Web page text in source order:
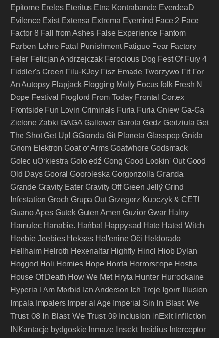
Epitome Ereles Eteritus Etna Kontrabande EverdeaD
Evilence Exist Extensa Extrema Eyemind Face 2 Face
Factor 8 Fall from Ashes False Experience Fantom
Farben Lehre Fatal Punishment Fatigue Fear Factory
Feler Felicjan Andrzejczak Ferocious Dog Fest Of Fury 4
Fiddler's Green Filu-KJey Fisz Emade Tworzywo Fit For
An Autopsy Flapjack Flogging Molly Focus folk Fresh N
Dope Festival
Froglord From Today Frontal Cortex
Frontside Fun Lovin Criminals Furia Furia Gniew Ga-Ga
Zielone Żabki GAGA Gallower Garota Gedz Gedziula Get
The Shot Get Up! GGranda Git Planeta Glasspop Gnida
Gnom Elektron Goat of Arms Goatwhore Godsmack
Golec uOrkiestra Gołoledź Gong Good Lookin' Out Good
Old Days Gooral Gooroleska Gorgonzolla Granda
Grande Gravity Eater Gravity Off Green Jellÿ Grind
Infestation Groch Grupa Out Grzegorz Kupczyk & CETI
Guano Apes Gutek Guten Amen Guzior Gwar Halny
Hamulec Hanabie. Hańba! Happysad Hate Hated Witch
Heebie Jeebies Hekses Hel'enine Oči Heldorado
Hellhaim Helroth Hexenaltar Highfly Hinol Hiob Dylan
Hoggod Holi Homies Hope Horda Horrorscope Hostia
House Of Death How We Met Hryta Hunter Hurrockaine
Hyperia
I Am Morbid Ian Anderson Ich Troje Igorrr
Illusion
Impala Impalers Imperial Age Imperial Sin In Blast We
Trust 08 In Blast We Trust 09 Inclusion InExit Infliction
INKantacje bydgoskie Inmaze Insekt Insidius Interceptor